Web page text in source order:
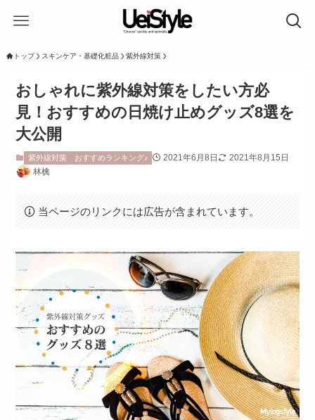
トップ スキンケア・基礎化粧品 紫外線対策
おしゃれに紫外線対策をしたい方必
見！おすすめの日焼け止めグッズ8選を
大公開
紫外線対策 おすすめランキング♪ 2021年6月8日
2021年8月15日
林檎
当ページのリンクには広告が含まれています。